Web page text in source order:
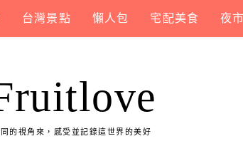
台灣景點 懶人包 宅配美食 夜
的視角來，感受並記錄這世界的美好